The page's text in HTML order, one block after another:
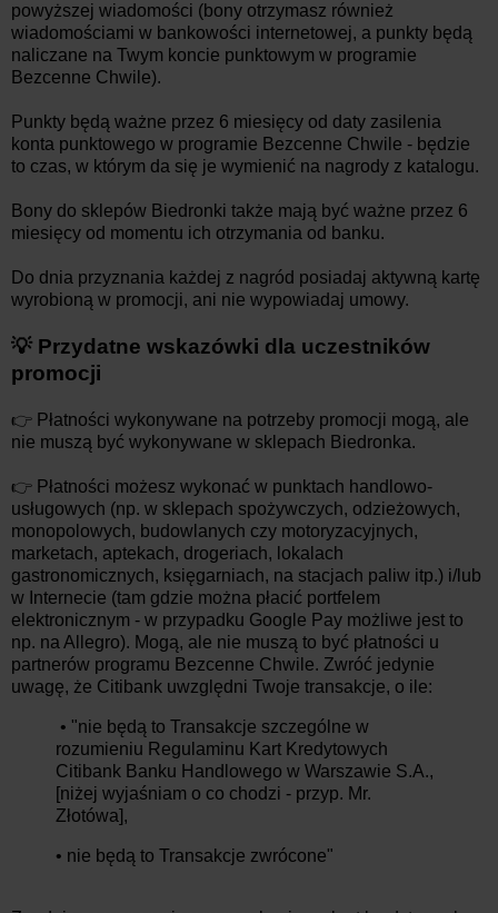
powyższej wiadomości (bony otrzymasz również
wiadomościami w bankowości internetowej, a punkty będą
naliczane na Twym koncie punktowym w programie
Bezcenne Chwile).
Punkty będą ważne przez 6 miesięcy od daty zasilenia
konta punktowego w programie Bezcenne Chwile - będzie
to czas, w którym da się je wymienić na nagrody z katalogu.
Bony do sklepów Biedronki także mają być ważne przez 6
miesięcy od momentu ich otrzymania od banku.
Do dnia przyznania każdej z nagród posiadaj aktywną kartę
wyrobioną w promocji, ani nie wypowiadaj umowy.
💡 Przydatne wskazówki dla uczestników
promocji
👉 Płatności wykonywane na potrzeby promocji mogą, ale
nie muszą być wykonywane w sklepach Biedronka.
👉 Płatności możesz wykonać w punktach handlowo-
usługowych (np. w sklepach spożywczych, odzieżowych,
monopolowych, budowlanych czy motoryzacyjnych,
marketach, aptekach, drogeriach, lokalach
gastronomicznych, księgarniach, na stacjach paliw itp.) i/lub
w Internecie (tam gdzie można płacić portfelem
elektronicznym - w przypadku Google Pay możliwe jest to
np. na Allegro). Mogą, ale nie muszą to być płatności u
partnerów programu Bezcenne Chwile. Zwróć jedynie
uwagę, że Citibank uwzględni Twoje transakcje, o ile:
• "nie będą to Transakcje szczególne w
rozumieniu Regulaminu Kart Kredytowych
Citibank Banku Handlowego w Warszawie S.A.,
[niżej wyjaśniam o co chodzi - przyp. Mr.
Złotówa],
• nie będą to Transakcje zwrócone"